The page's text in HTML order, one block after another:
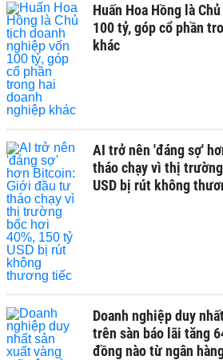
Huấn Hoa Hồng là
100 tỷ, góp cổ phần
khác
AI trở nên 'đáng sợ'
tháo chạy vì thị
USD bị rút không
Doanh nghiệp duy
trên sàn báo lãi tăng
đồng nào từ ngân